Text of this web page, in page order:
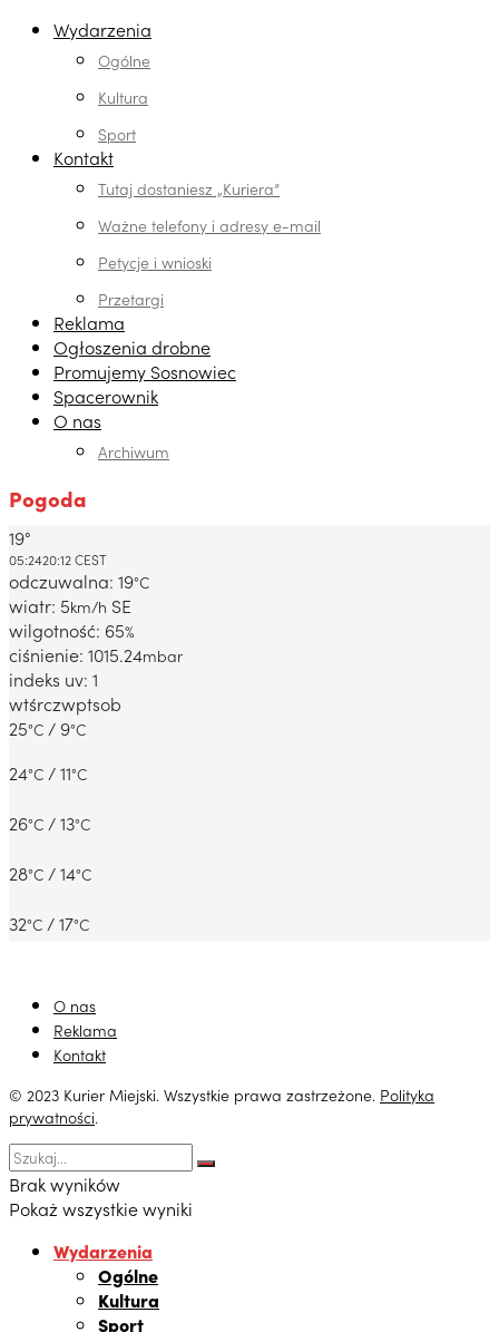
Wydarzenia
Ogólne
Kultura
Sport
Kontakt
Tutaj dostaniesz „Kuriera”
Ważne telefony i adresy e-mail
Petycje i wnioski
Przetargi
Reklama
Ogłoszenia drobne
Promujemy Sosnowiec
Spacerownik
O nas
Archiwum
Pogoda
Dabrowa Gornicza, PL
19°
05:2420:12 CEST
odczuwalna: 19°C
wiatr: 5km/h SE
wilgotność: 65%
ciśnienie: 1015.24mbar
indeks uv: 1
wtśrczwptsob
25°C / 9°C
24°C / 11°C
26°C / 13°C
28°C / 14°C
32°C / 17°C
O nas
Reklama
Kontakt
© 2023 Kurier Miejski. Wszystkie prawa zastrzeżone. Polityka
prywatności.
Brak wyników
Pokaż wszystkie wyniki
Wydarzenia
Ogólne
Kultura
Sport